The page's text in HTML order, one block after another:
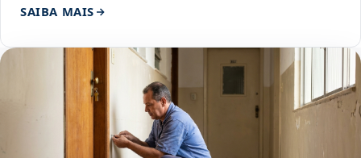
SAIBA MAIS